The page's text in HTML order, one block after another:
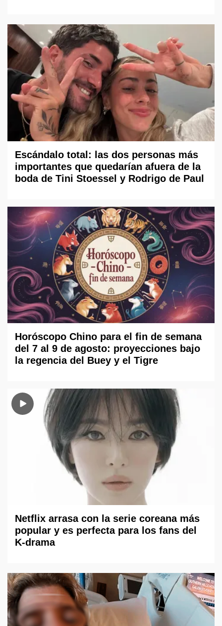
Escándalo total: las dos personas más
importantes que quedarían afuera de la
boda de Tini Stoessel y Rodrigo de Paul
Horóscopo Chino para el fin de semana
del 7 al 9 de agosto: proyecciones bajo
la regencia del Buey y el Tigre
Netflix arrasa con la serie coreana más
popular y es perfecta para los fans del
K-drama